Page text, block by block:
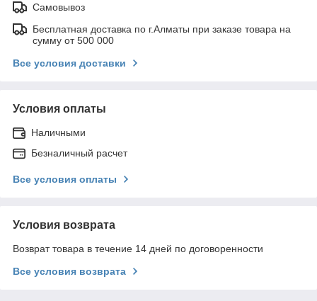
Самовывоз
Бесплатная доставка по г.Алматы при заказе товара на
сумму от 500 000
Все условия доставки
Условия оплаты
Наличными
Безналичный расчет
Все условия оплаты
Условия возврата
Возврат товара в течение 14 дней по договоренности
Все условия возврата